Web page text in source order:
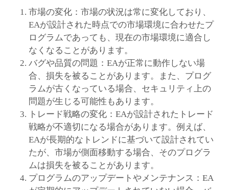
市場の変化：市場の状況は常に変化しており、
EAが設計された時点での市場環境に合わせたプ
ログラムであっても、現在の市場環境に適合し
なくなることがあります。
バグや品質の問題：EAが正常に動作しない場
合、損失を被ることがあります。また、プログ
ラムが古くなっている場合、セキュリティ上の
問題が生じる可能性もあります。
トレード戦略の変化：EAが設計されたトレード
戦略が不適切になる場合があります。例えば、
EAが長期的なトレンドに基づいて設計されてい
たが、市場が側面移動する場合、そのプログラ
ムは損失を被ることがあります。
プログラムのアップデートやメンテナンス：EA